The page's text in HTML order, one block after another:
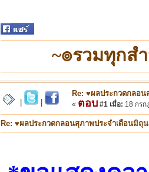
~๏รวมทุกส
Re: ♥ผลประกวดกลอ
« ตอบ #1 เมื่อ: 18 กร
Re: ♥ผลประกวดกลอนสุภาพประจำเดือน